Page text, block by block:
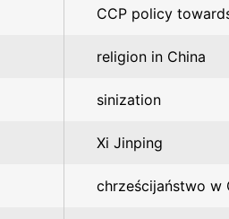
CCP policy
religion in China
sinization
Xi Jinping
chrześcijaństwo w